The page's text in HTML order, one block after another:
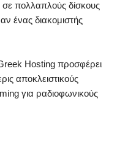
σε πολλαπλούς δίσκους
ένας διακομιστής
Hosting προσφέρει
αποκλειστικούς
για ραδιοφωνικούς